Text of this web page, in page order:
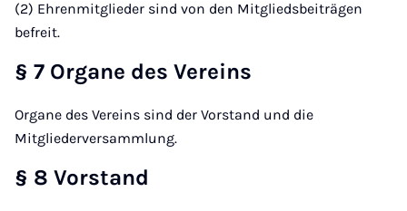
(2) Ehrenmitglieder sind von den Mitgliedsbeiträgen
befreit.
§ 7 Organe des Vereins
Organe des Vereins sind der Vorstand und die
Mitgliederversammlung.
§ 8 Vorstand